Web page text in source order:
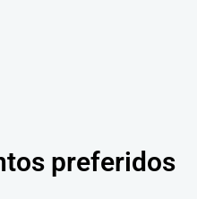
preferidos